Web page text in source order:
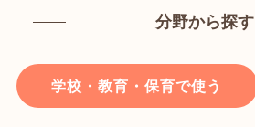
分野から探す
学校・教育・保育で使う